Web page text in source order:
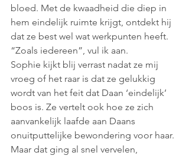
bloed. Met de kwaadheid die diep in
hem eindelijk ruimte krijgt, ontdekt hij
dat ze best wel wat werkpunten heeft.
“Zoals iedereen”, vul ik aan.
Sophie kijkt blij verrast nadat ze mij
vroeg of het raar is dat ze gelukkig
wordt van het feit dat Daan ‘eindelijk’
boos is. Ze vertelt ook hoe ze zich
aanvankelijk laafde aan Daans
onuitputtelijke bewondering voor haar.
Maar dat ging al snel vervelen,